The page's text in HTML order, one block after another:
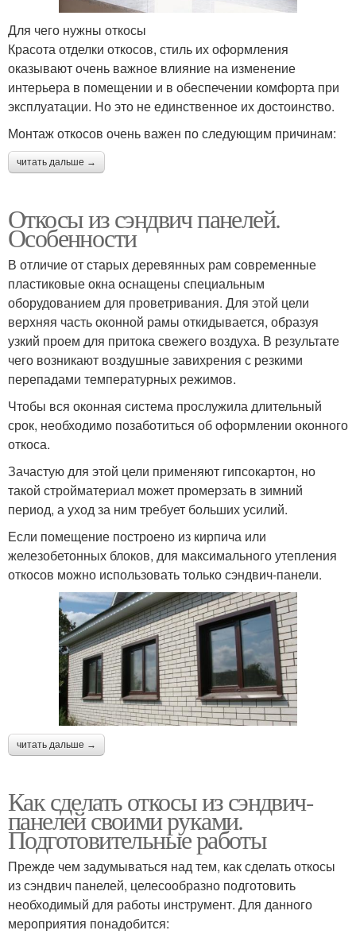
Для чего нужны откосы
Красота отделки откосов, стиль их оформления
оказывают очень важное влияние на изменение
интерьера в помещении и в обеспечении комфорта при
эксплуатации. Но это не единственное их достоинство.
Монтаж откосов очень важен по следующим причинам:
читать дальше →
Откосы из сэндвич панелей.
Особенности
В отличие от старых деревянных рам современные
пластиковые окна оснащены специальным
оборудованием для проветривания. Для этой цели
верхняя часть оконной рамы откидывается, образуя
узкий проем для притока свежего воздуха. В результате
чего возникают воздушные завихрения с резкими
перепадами температурных режимов.
Чтобы вся оконная система прослужила длительный
срок, необходимо позаботиться об оформлении оконного
откоса.
Зачастую для этой цели применяют гипсокартон, но
такой стройматериал может промерзать в зимний
период, а уход за ним требует больших усилий.
Если помещение построено из кирпича или
железобетонных блоков, для максимального утепления
откосов можно использовать только сэндвич-панели.
читать дальше →
Как сделать откосы из сэндвич-
панелей своими руками.
Подготовительные работы
Прежде чем задумываться над тем, как сделать откосы
из сэндвич панелей, целесообразно подготовить
необходимый для работы инструмент. Для данного
мероприятия понадобится: